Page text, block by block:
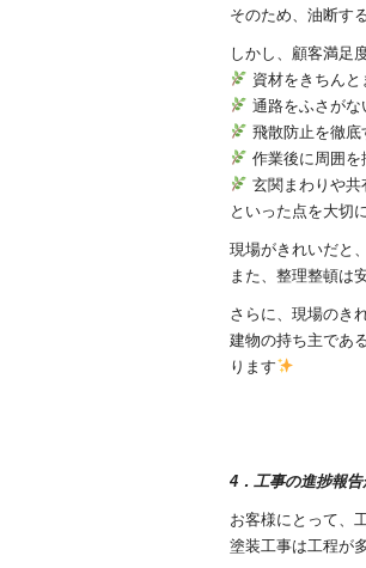
そのため、油断す
しかし、顧客満足
資材をきちんと
通路をふさがな
飛散防止を徹底
作業後に周囲を
玄関まわりや共
といった点を大切
現場がきれいだと
また、整理整頓は
さらに、現場のき
建物の持ち主であ
ります
4．工事の進捗報
お客様にとって、
塗装工事は工程が